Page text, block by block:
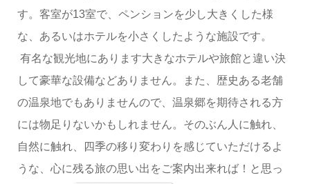
す。客室が13室で、ペンションを少し大きくした様
な、あるいはホテルを小さくしたような施設です。
有名な観光地にあります大きなホテルや旅館と違い決
して豪華な設備などありません。また、歴史ある老舗
の温泉地でもありませんので、温泉郷を期待される方
には物足りないかもしれません。そのぶん人に触れ、
自然に触れ、四季の移り変わりを感じていただけるよ
うな、心に残る旅の思い出をご案内出来れば！と思っ